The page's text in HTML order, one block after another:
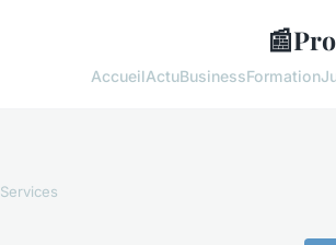
📰
AccueilActuBusinessFormation
Services